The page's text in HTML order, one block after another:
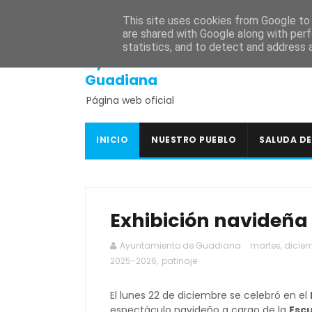
SEDE ELECTRÓNICA PORTAL DE
Guadiana
Página web oficial
INICIO NUESTRO PUEBLO SALUDA
Exhibición
Ayuntamiento de Guadiana martes,
2025-2026, patinaje
El lunes 22 de diciembre se celebró en el
This site uses cookies from Google
are shared with Google along with
statistics, and to detect and address